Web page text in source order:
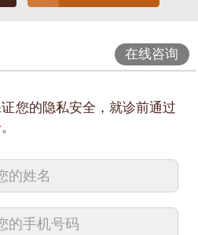
在线咨询
您的隐私安全，就诊前通过
。